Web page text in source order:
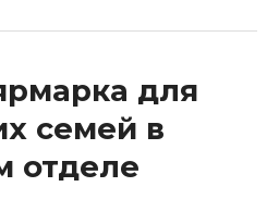
для
семей в
отделе